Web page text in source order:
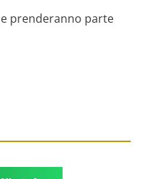
prenderanno parte